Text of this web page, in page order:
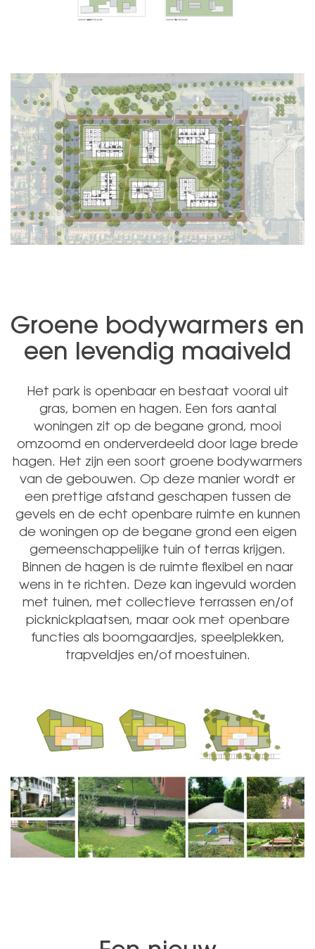
Groene bodywarmers en
een levendig maaiveld
Het park is openbaar en bestaat vooral uit
gras, bomen en hagen. Een fors aantal
woningen zit op de begane grond, mooi
omzoomd en onderverdeeld door lage brede
hagen. Het zijn een soort groene bodywarmers
van de gebouwen. Op deze manier wordt er
een prettige afstand geschapen tussen de
gevels en de echt openbare ruimte en kunnen
de woningen op de begane grond een eigen
gemeenschappelijke tuin of terras krijgen.
Binnen de hagen is de ruimte flexibel en naar
wens in te richten. Deze kan ingevuld worden
met tuinen, met collectieve terrassen en/of
picknickplaatsen, maar ook met openbare
functies als boomgaardjes, speelplekken,
trapveldjes en/of moestuinen.